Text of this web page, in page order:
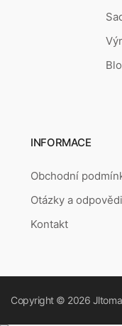
INFORMACE
Obchodní
Otázky a odpovědi
Kontakt
Copyright © 2026